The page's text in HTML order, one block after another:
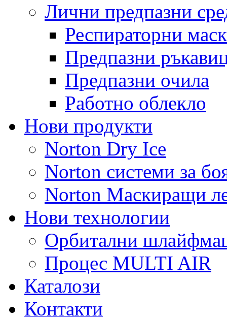
Лични предпазни
Респираторни
Предпазни
Предпазни очила
Работно облекло
Нови продукти
Norton Dry Ice
Norton системи за
Norton Маскиращи
Нови технологии
Орбитални
Процес MULTI AIR
Каталози
Контакти